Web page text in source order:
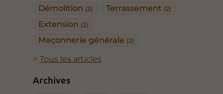
Démolition (3) Terrassement (2)
Extension (2)
Maçonnerie générale (2)
Tous les articles
Archives